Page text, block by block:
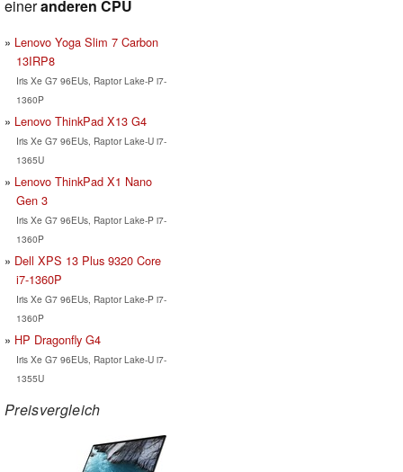
eineranderen CPU
Lenovo Yoga Slim 7 Carbon
13IRP8
Iris Xe G7 96EUs, Raptor Lake-P i7-
1360P
Lenovo ThinkPad X13 G4
Iris Xe G7 96EUs, Raptor Lake-U i7-
1365U
Lenovo ThinkPad X1 Nano
Gen 3
Iris Xe G7 96EUs, Raptor Lake-P i7-
1360P
Dell XPS 13 Plus 9320 Core
i7-1360P
Iris Xe G7 96EUs, Raptor Lake-P i7-
1360P
HP Dragonfly G4
Iris Xe G7 96EUs, Raptor Lake-U i7-
1355U
Preisvergleich